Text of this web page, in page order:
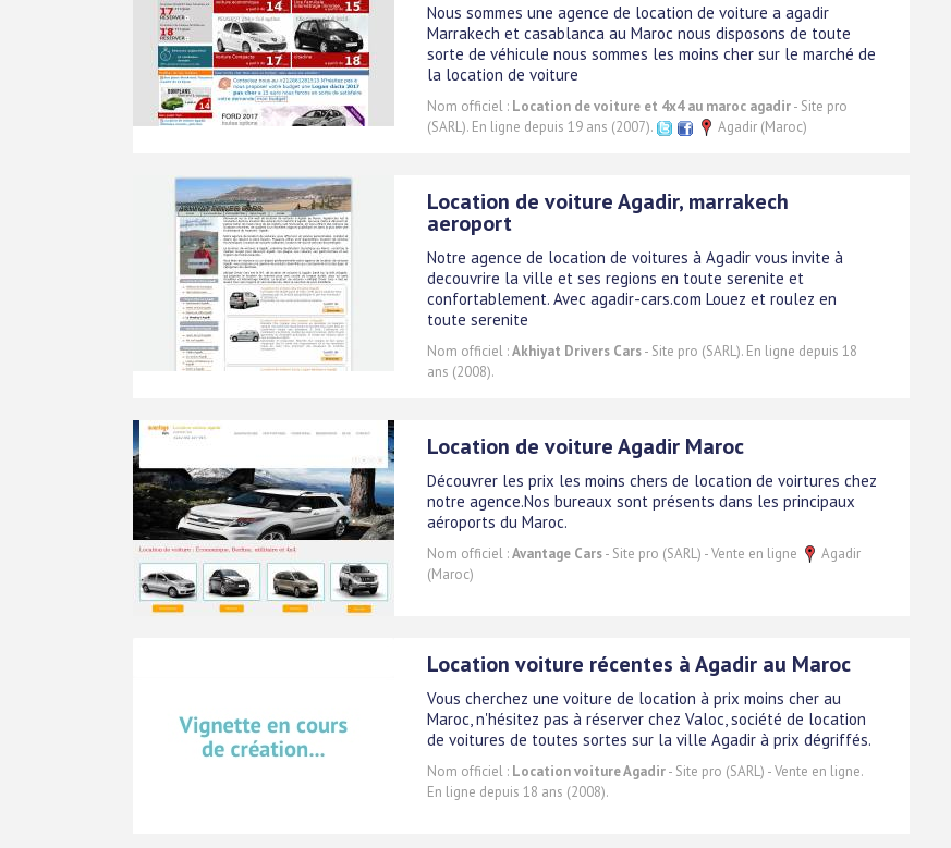
Nous sommes une agence de location de voiture a agadir
Marrakech et casablanca au Maroc nous disposons de toute
sorte de véhicule nous sommes les moins cher sur le marché de
la location de voiture
Nom officiel : Location de voiture et 4x4 au maroc agadir- Site pro
(SARL). En ligne depuis 19 ans (2007).
Agadir (Maroc)
Location de voiture Agadir, marrakech
aeroport
Notre agence de location de voitures à Agadir vous invite à
decouvrire la ville et ses regions en toute serenite et
confortablement. Avec agadir-cars.com Louez et roulez en
toute serenite
Nom officiel :Akhiyat Drivers Cars- Site pro (SARL). En ligne depuis 18
ans (2008).
Location de voiture Agadir Maroc
Découvrer les prix les moins chers de location de voirtures chez
notre agence.Nos bureaux sont présents dans les principaux
aéroports du Maroc.
Nom officiel :Avantage Cars- Site pro (SARL) - Vente en ligne
Agadir
(Maroc)
Location voiture récentes à Agadir au Maroc
Vous cherchez une voiture de location à prix moins cher au
Maroc, n'hésitez pas à réserver chez Valoc, société de location
de voitures de toutes sortes sur la ville Agadir à prix dégriffés.
Nom officiel : Location voiture Agadir- Site pro (SARL) - Vente en ligne.
En ligne depuis 18 ans (2008).